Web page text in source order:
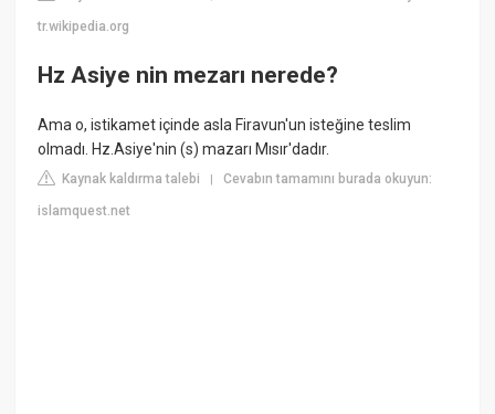
tr.wikipedia.org
Hz Asiye nin mezarı nerede?
Ama o, istikamet içinde asla Firavun'un isteğine teslim
olmadı. Hz.Asiye'nin (s) mazarı Mısır'dadır.
Kaynak kaldırma talebi |Cevabın tamamını burada okuyun:
islamquest.net